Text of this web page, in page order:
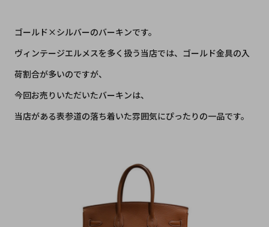
ゴールド×シルバーのバーキンです。
ヴィンテージエルメスを多く扱う当店では、ゴールド金具の入
荷割合が多いのですが、
今回お売りいただいたバーキンは、
当店がある表参道の落ち着いた雰囲気にぴったりの一品です。